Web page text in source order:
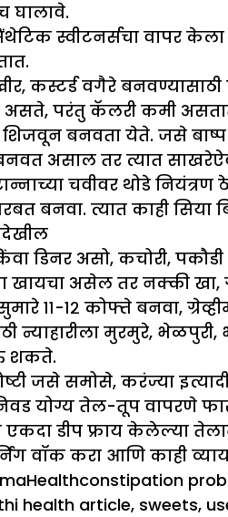
घालावे.
स्वीटनर्सचा वापर
कस्टर्ड वगैरे
परंतु कॅलरी कमी
शिजवून बनवता येते. जसे
असाल तर त्यात
चवीवर थोडे नियंत्रण
बनवा. त्यात काही
डिनर असो, कचोरी,
खायचा असेल तर नक्की खा,
११-१२ कोफ्ते बनवा,
न्याहारीला मुरमुरे,
शकते.
जसे समोसे, करंज्या
योग्य तेल-तूप वापरणे
डीप फ्राय केलेल्या
वॉक करा आणि काही
Categories
HealthTags
constipation
health article, sweets,